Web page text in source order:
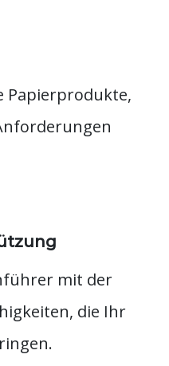
Papierprodukte,
mit der
die Ihr